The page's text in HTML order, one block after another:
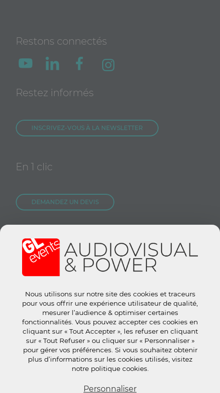
Restons connectés
Restez informés
INSCRIVEZ-VOUS À LA NEWSLETTER
En 1 clic
DEMANDEZ UN DEVIS
NOUS REJOINDRE
CONTACTEZ-NOUS
Site groupe : www.gl-events.com
GL Store :store.gl-events.com
© 2019 tous droits réservés. Mentions Légales - Politique
Gestion des cookies -
Nous utilisons sur notre site des cookies et traceurs
pour vous offrir une expérience utilisateur de qualité,
mesurer l’audience & optimiser certaines
fonctionnalités. Vous pouvez accepter ces cookies en
cliquant sur « Tout Accepter », les refuser en cliquant
sur « Tout Refuser » ou cliquer sur « Personnaliser »
pour gérer vos préférences. Si vous souhaitez obtenir
plus d’informations sur les cookies utilisés, visitez
notre politique cookies.
Personnaliser